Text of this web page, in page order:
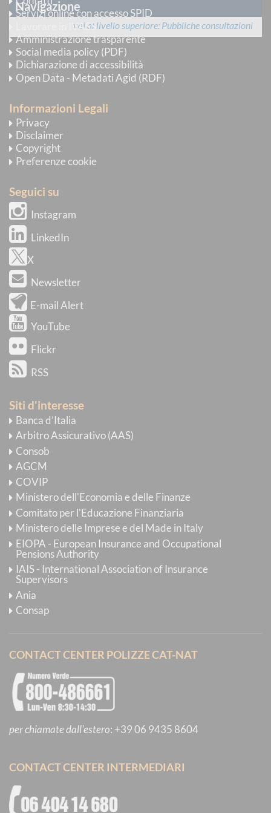
Navigazione
vai al livello superiore Pubbliche consultazioni
Servizi online con accesso SPID
Lavorare in IVASS
Amministrazione trasparente
Social media policy (PDF)
Dichiarazione di accessibilità
Open Data - Metadati Agid (RDF)
Informazioni Legali
Privacy
Disclaimer
Copyright
Preferenze cookie
Seguici su
Instagram
LinkedIn
X
Newsletter
E-mail Alert
YouTube
Flickr
RSS
Siti d'interesse
Banca d’Italia
Arbitro Assicurativo (AAS)
Consob
AGCM
COVIP
Ministero dell'Economia e delle Finanze
Comitato per l'Educazione Finanziaria
Ministero delle Imprese e del Made in Italy
EIOPA - European Insurance and Occupational
Pensions Authority
IAIS - International Association of Insurance
Supervisors
Ania
Consap
CONTACT CENTER POLIZZE CAT-NAT
per chiamate dall'estero: +39 06 9435 8604
CONTACT CENTER INTERMEDIARI